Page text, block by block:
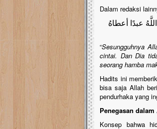
Dalam redaksi
عبدًا أعطاهُ
“Sesungguhnya
cintai. Dan Dia
seorang hamba
Hadits ini
bisa saja Allah
pendurhaka yang
Penegasan dalam
Konsep bahwa